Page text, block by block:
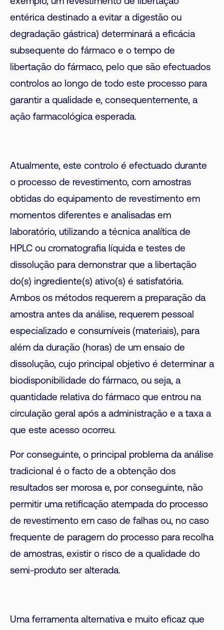
entérica destinado a evitar a digestão ou
degradação gástrica) determinará a eficácia
subsequente do fármaco e o tempo de
libertação do fármaco, pelo que são efectuados
controlos ao longo de todo este processo para
garantir a qualidade e, consequentemente, a
ação farmacológica esperada.
Atualmente, este controlo é efectuado durante
o processo de revestimento, com amostras
obtidas do equipamento de revestimento em
momentos diferentes e analisadas em
laboratório, utilizando a técnica analítica de
HPLC ou cromatografia líquida e testes de
dissolução para demonstrar que a libertação
do(s) ingrediente(s) ativo(s) é satisfatória.
Ambos os métodos requerem a preparação da
amostra antes da análise, requerem pessoal
especializado e consumíveis (materiais), para
além da duração (horas) de um ensaio de
dissolução, cujo principal objetivo é determinar a
biodisponibilidade do fármaco, ou seja, a
quantidade relativa do fármaco que entrou na
circulação geral após a administração e a taxa a
que este acesso ocorreu.
Por conseguinte, o principal problema da análise
tradicional é o facto de a obtenção dos
resultados ser morosa e, por conseguinte, não
permitir uma retificação atempada do processo
de revestimento em caso de falhas ou, no caso
frequente de paragem do processo para recolha
de amostras, existir o risco de a qualidade do
semi-produto ser alterada.
Uma ferramenta alternativa e muito eficaz que